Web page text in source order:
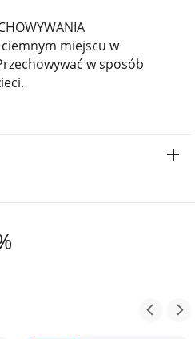
miejscu w
w sposób